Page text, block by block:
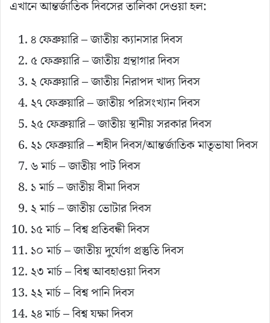
এখানে আন্তর্জাতিক দিবসের তালিকা দেওয়া হল:
৪ ফেব্রুয়ারি – জাতীয় ক্যানসার দিবস
৫ ফেব্রুয়ারি – জাতীয় গ্রন্থাগার দিবস
২ ফেব্রুয়ারি – জাতীয় নিরাপদ খাদ্য দিবস
২৭ ফেব্রুয়ারি – জাতীয় পরিসংখ্যান দিবস
২৫ ফেব্রুয়ারি – জাতীয় স্থানীয় সরকার দিবস
২১ ফেব্রুয়ারি – শহীদ দিবস/আন্তর্জাতিক মাতৃভাষা দিবস
৬ মার্চ – জাতীয় পাট দিবস
১ মার্চ – জাতীয় বীমা দিবস
২ মার্চ – জাতীয় ভোটার দিবস
১৫ মার্চ – বিশ্ব প্রতিবন্ধী দিবস
১০ মার্চ – জাতীয় দুর্যোগ প্রস্তুতি দিবস
২৩ মার্চ – বিশ্ব আবহাওয়া দিবস
২২ মার্চ – বিশ্ব পানি দিবস
২৪ মার্চ – বিশ্ব যক্ষা দিবস